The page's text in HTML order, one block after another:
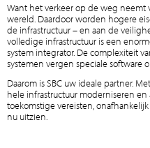
Want het verkeer op de weg
wereld. Daardoor worden hogere
de infrastructuur – en aan de
volledige infrastructuur is een
system integrator. De complexiteit
systemen vergen speciale software
Daarom is SBC uw ideale partner.
hele infrastructuur moderniseren
toekomstige vereisten,
nu uitzien.